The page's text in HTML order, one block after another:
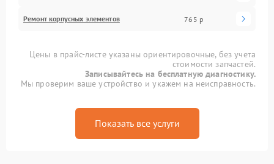
Ремонт корпусных элементов 765 р
Цены в прайс-листе указаны ориентировочные, без учета
стоимости запчастей.
Записывайтесь на бесплатную диагностику.
Мы проверим ваше устройство и укажем на неисправность.
Показать все услуги